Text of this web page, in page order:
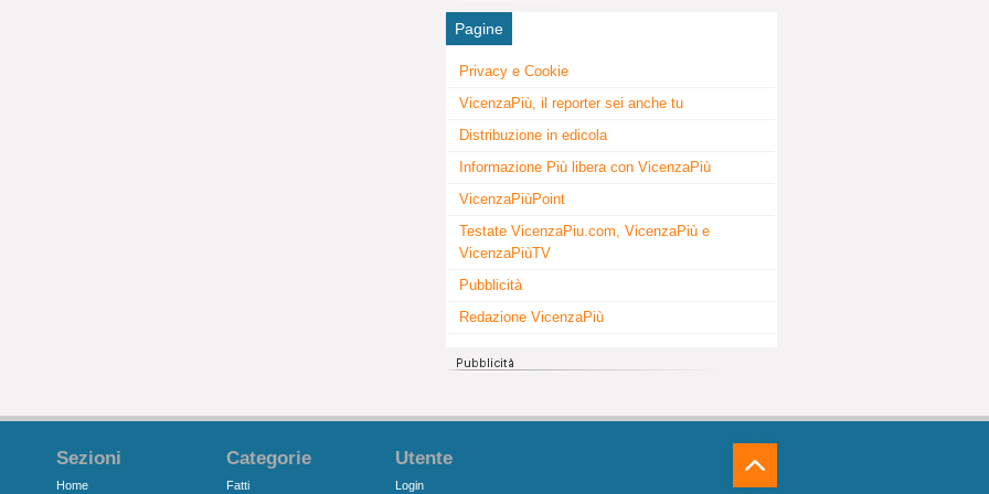
Pagine
Privacy e Cookie
VicenzaPiù, il reporter sei anche tu
Distribuzione in edicola
Informazione Più libera con VicenzaPiù
VicenzaPiùPoint
Testate VicenzaPiu.com, VicenzaPiù e
VicenzaPiùTV
Pubblicità
Redazione VicenzaPiù
Sezioni
Home
Categorie
Fatti
Utente
Login